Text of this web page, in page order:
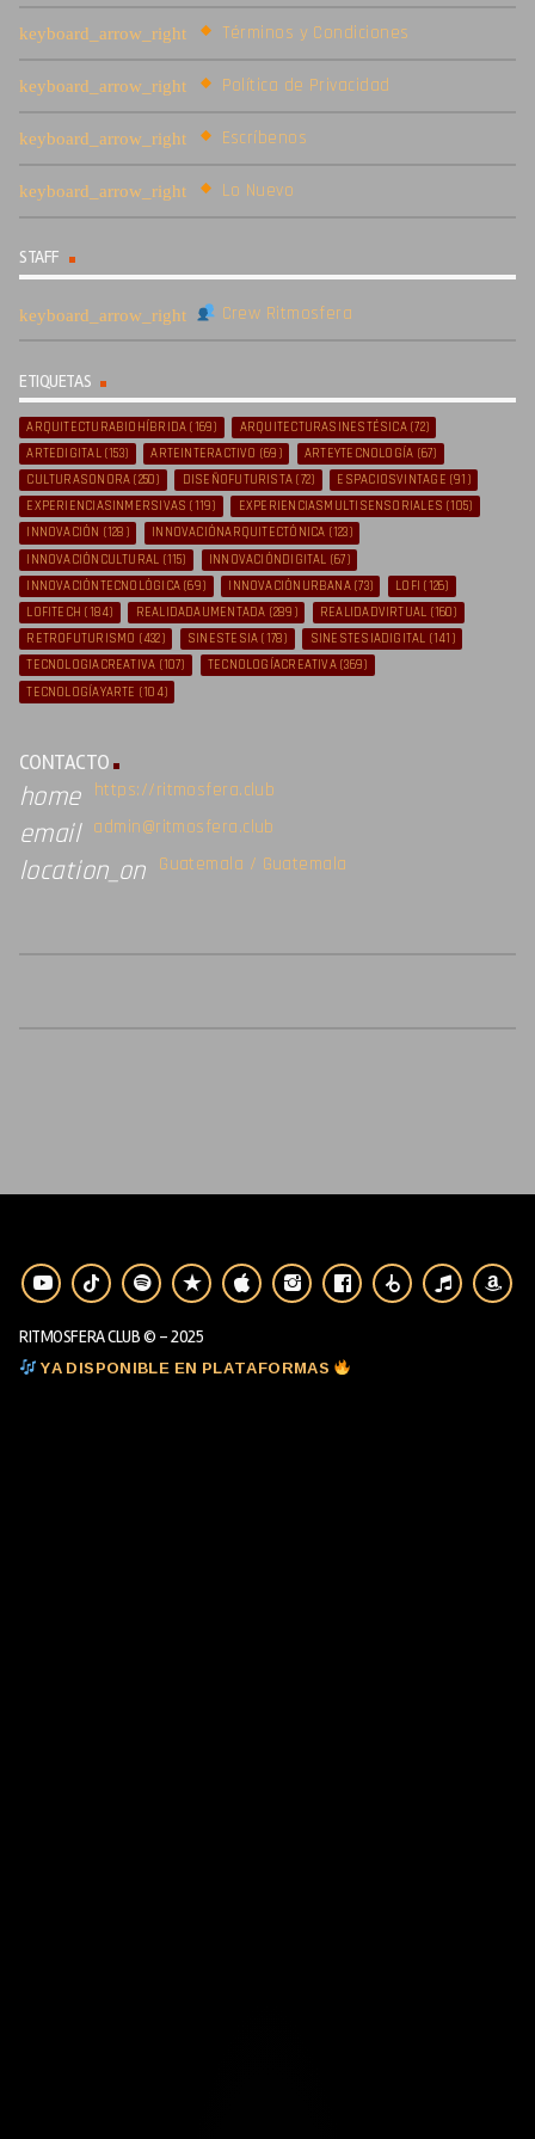
Términos y Condiciones
Política de Privacidad
Escríbenos
Lo Nuevo
STAFF
Crew Ritmosfera
ETIQUETAS
ARQUITECTURABIOHÍBRIDA (169) ARQUITECTURASINESTÉSICA(72)
ARTEDIGITAL(153) ARTEINTERACTIVO (69) ARTEYTECNOLOGÍA (67)
CULTURASONORA (250) DISEÑOFUTURISTA (72) ESPACIOSVINTAGE (91)
EXPERIENCIASINMERSIVAS (119) EXPERIENCIASMULTISENSORIALES (105)
INNOVACIÓN (128) INNOVACIÓNARQUITECTÓNICA (123)
INNOVACIÓNCULTURAL (115) INNOVACIÓNDIGITAL (67)
INNOVACIÓNTECNOLÓGICA (69) INNOVACIÓNURBANA(73) LOFI (126)
LOFITECH (184) REALIDADAUMENTADA (289) REALIDADVIRTUAL (160)
RETROFUTURISMO (432) SINESTESIA (178) SINESTESIADIGITAL (141)
TECNOLOGIACREATIVA (107) TECNOLOGÍACREATIVA(369)
TECNOLOGÍAYARTE (104)
CONTACTO
home https://ritmosfera.club
email admin@ritmosfera.club
location_on Guatemala / Guatemala
RITMOSFERA CLUB © - 2025
YA DISPONIBLE EN PLATAFORMAS